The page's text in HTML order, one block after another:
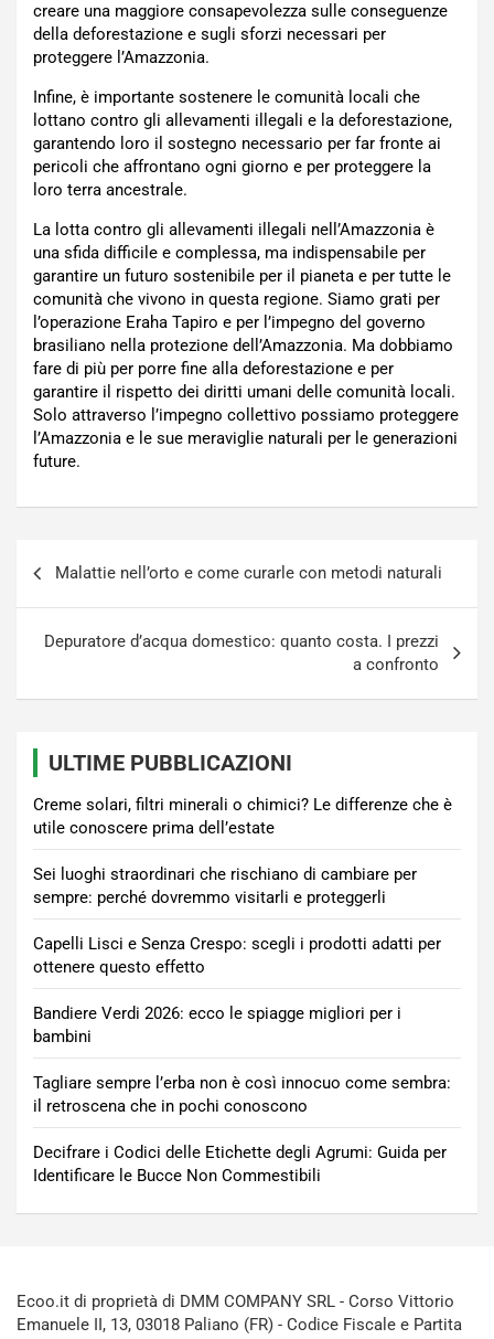
creare una maggiore consapevolezza sulle conseguenze
della deforestazione e sugli sforzi necessari per
proteggere l’Amazzonia.
Infine, è importante sostenere le comunità locali che
lottano contro gli allevamenti illegali e la deforestazione,
garantendo loro il sostegno necessario per far fronte ai
pericoli che affrontano ogni giorno e per proteggere la
loro terra ancestrale.
La lotta contro gli allevamenti illegali nell’Amazzonia è
una sfida difficile e complessa, ma indispensabile per
garantire un futuro sostenibile per il pianeta e per tutte le
comunità che vivono in questa regione. Siamo grati per
l’operazione Eraha Tapiro e per l’impegno del governo
brasiliano nella protezione dell’Amazzonia. Ma dobbiamo
fare di più per porre fine alla deforestazione e per
garantire il rispetto dei diritti umani delle comunità locali.
Solo attraverso l’impegno collettivo possiamo proteggere
l’Amazzonia e le sue meraviglie naturali per le generazioni
future.
Malattie nell’orto e come curarle con metodi naturali
Depuratore d’acqua domestico: quanto costa. I prezzi
a confronto
ULTIME PUBBLICAZIONI
Creme solari, filtri minerali o chimici? Le differenze che è
utile conoscere prima dell’estate
Sei luoghi straordinari che rischiano di cambiare per
sempre: perché dovremmo visitarli e proteggerli
Capelli Lisci e Senza Crespo: scegli i prodotti adatti per
ottenere questo effetto
Bandiere Verdi 2026: ecco le spiagge migliori per i
bambini
Tagliare sempre l’erba non è così innocuo come sembra:
il retroscena che in pochi conoscono
Decifrare i Codici delle Etichette degli Agrumi: Guida per
Identificare le Bucce Non Commestibili
Ecoo.it di proprietà di DMM COMPANY SRL - Corso Vittorio
Emanuele II, 13, 03018 Paliano (FR) - Codice Fiscale e Partita